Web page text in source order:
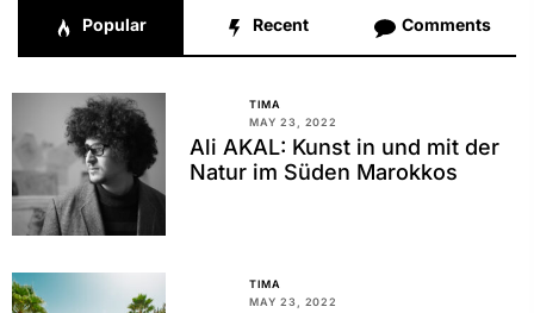
Popular Recent Comments
TIMA
MAY 23, 2022
Ali AKAL: Kunst in und mit der
Natur im Süden Marokkos
TIMA
MAY 23, 2022